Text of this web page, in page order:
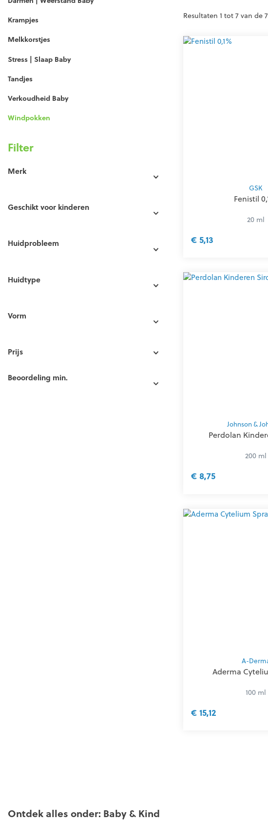
Krampjes
Melkkorstjes
Stress | Slaap Baby
Tandjes
Verkoudheid Baby
Windpokken
Filter
Merk
Geschikt voor kinderen
Huidprobleem
Huidtype
Vorm
Prijs
Beoordeling min.
Resultaten 1 tot 7 van de 7
GSK
Fenistil
20 ml
€ 5,13
Johnson &
Perdolan
200 ml
€ 8,75
A-
Aderma
100 ml
€ 15,12
Ontdek alles onder: Baby & Kind